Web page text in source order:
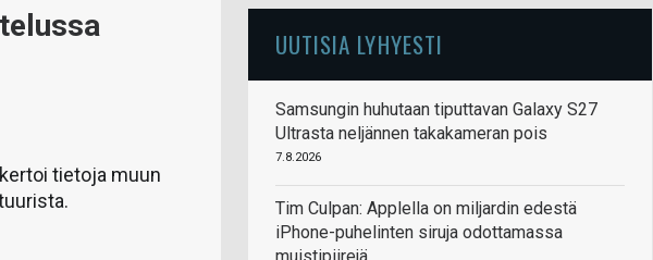
tietoja muun
UUTISIA LYHYESTI
Samsungin huhutaan tiputtavan Galaxy S27
Ultrasta neljännen takakameran pois
7.8.2026
Tim Culpan: Applella on miljardin edestä
iPhone-puhelinten siruja odottamassa